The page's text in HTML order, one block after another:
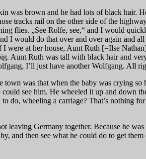
was brown and he had lots of black hair.
tracks rail on the other side of the
flies. „See Rolfe, see,“ and I would
I would do that over and over again and
at her house, Aunt Ruth [=Ilse
Aunt Ruth was tall with black hair and
I’ll just have another Wolfgang. All
was that when the baby was crying
see him. He wheeled it up and down
do, wheeling a carriage? That’s nothing
leaving Germany together. Because he
and then see what he could do to get